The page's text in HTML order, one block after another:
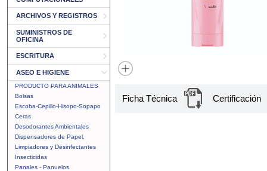
ARCHIVOS Y REGISTROS
SUMINISTROS DE
OFICINA
ESCRITURA
ASEO E HIGIENE
PRODUCTO PARA ANIMALES
Bolsas
Escoba-Cepillo-Hisopo-Sopapo
Ceras
Desodorantes Ambientales
Dispensadores de Papel.
Limpiadores y Desinfectantes
Insecticidas
Panales - Panuelos
Ficha Técnica Certificación